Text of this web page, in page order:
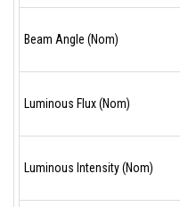
Beam Angle (Nom)
Luminous Flux (Nom)
Luminous Intensity (Nom)